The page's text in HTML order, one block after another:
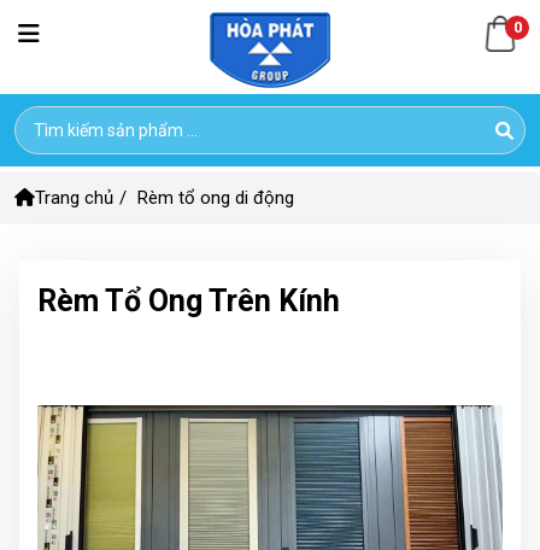
0
Trang chủ / Rèm tổ ong di động
Rèm Tổ Ong Trên Kính